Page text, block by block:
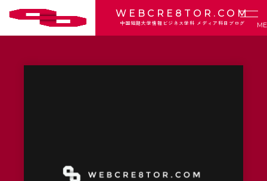
WEBCRE8TOR.COM
中国短期大学情報ビジネス学科 メディア科目ブログ